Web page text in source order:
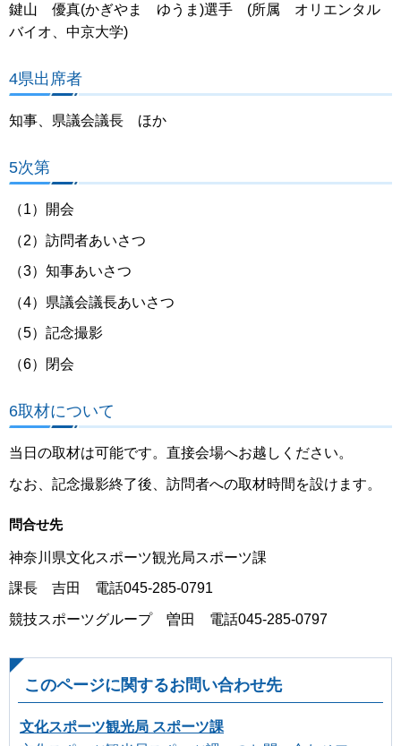
鍵山 優真(かぎやま ゆうま)選手 (所属 オリエンタル
バイオ、中京大学)
4県出席者
知事、県議会議長 ほか
5次第
（1）開会
（2）訪問者あいさつ
（3）知事あいさつ
（4）県議会議長あいさつ
（5）記念撮影
（6）閉会
6取材について
当日の取材は可能です。直接会場へお越しください。
なお、記念撮影終了後、訪問者への取材時間を設けます。
問合せ先
神奈川県文化スポーツ観光局スポーツ課
課長 吉田 電話045-285-0791
競技スポーツグループ 曽田 電話045-285-0797
このページに関するお問い合わせ先
文化スポーツ観光局 スポーツ課